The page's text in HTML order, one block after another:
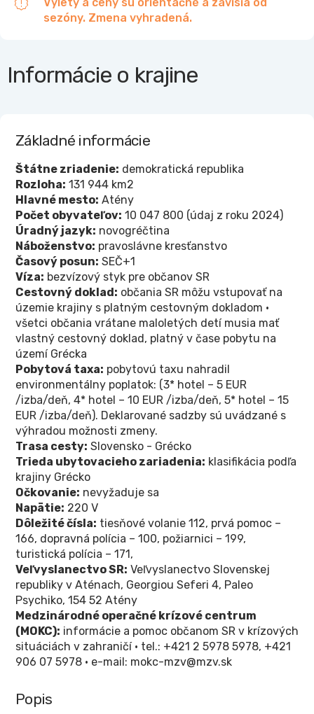
sezóny. Zmena vyhradená.
Informácie o krajine
Základné informácie
Štátne zriadenie: demokratická republika
Rozloha: 131 944 km2
Hlavné mesto: Atény
Počet obyvateľov: 10 047 800 (údaj z roku 2024)
Úradný jazyk: novogréčtina
Náboženstvo: pravoslávne kresťanstvo
Časový posun: SEČ+1
Víza: bezvízový styk pre občanov SR
Cestovný doklad: občania SR môžu vstupovať na
územie krajiny s platným cestovným dokladom •
všetci občania vrátane maloletých detí musia mať
vlastný cestovný doklad, platný v čase pobytu na
území Grécka
Pobytová taxa: pobytovú taxu nahradil
environmentálny poplatok: (3* hotel – 5 EUR
/izba/deň, 4* hotel – 10 EUR /izba/deň, 5* hotel – 15
EUR /izba/deň). Deklarované sadzby sú uvádzané s
výhradou možnosti zmeny.
Trasa cesty: Slovensko - Grécko
Trieda ubytovacieho zariadenia: klasifikácia podľa
krajiny Grécko
Očkovanie: nevyžaduje sa
Napätie: 220 V
Dôležité čísla: tiesňové volanie 112, prvá pomoc –
166, dopravná polícia – 100, požiarnici – 199,
turistická polícia – 171,
Veľvyslanectvo SR: Veľvyslanectvo Slovenskej
republiky v Aténach, Georgiou Seferi 4, Paleo
Psychiko, 154 52 Atény
Medzinárodné operačné krízové centrum
(MOKC): informácie a pomoc občanom SR v krízových
situáciách v zahraničí • tel.: +421 2 5978 5978, +421
906 07 5978 • e-mail: mokc-mzv@mzv.sk
Popis